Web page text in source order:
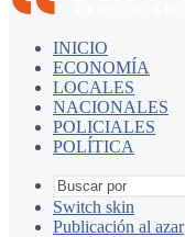
INICIO
ECONOMÍA
LOCALES
NACIONALES
POLICIALES
POLÍTICA
Switch skin
Publicación al azar